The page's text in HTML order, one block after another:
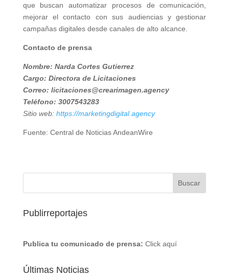
que buscan automatizar procesos de comunicación,
mejorar el contacto con sus audiencias y gestionar
campañas digitales desde canales de alto alcance.
Contacto de prensa
Nombre: Narda Cortes Gutierrez
Cargo: Directora de Licitaciones
Correo: licitaciones@crearimagen.agency
Teléfono: 3007543283
Sitio web: https://marketingdigital.agency
Fuente: Central de Noticias AndeanWire
Publirreportajes
Publica tu comunicado de prensa: Click aquí
Últimas Noticias